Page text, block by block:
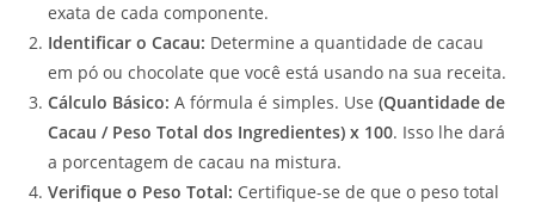
exata de cada componente.
Identificar o Cacau: Determine a quantidade de cacau
em pó ou chocolate que você está usando na sua receita.
Cálculo Básico: A fórmula é simples. Use (Quantidade de
Cacau / Peso Total dos Ingredientes) x 100. Isso lhe dará
a porcentagem de cacau na mistura.
Verifique o Peso Total: Certifique-se de que o peso total